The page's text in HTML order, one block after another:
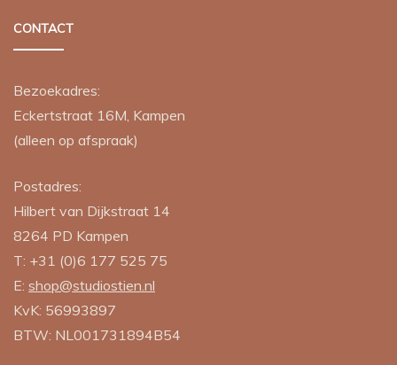
CONTACT
Bezoekadres:
Eckertstraat 16M, Kampen
(alleen op afspraak)
Postadres:
Hilbert van Dijkstraat 14
8264 PD Kampen
T: +31 (0)6 177 525 75
E: shop@studiostien.nl
KvK: 56993897
BTW: NL001731894B54